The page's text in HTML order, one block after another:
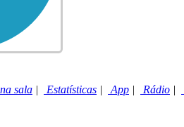
sala | Estatísticas | App | Rádio |